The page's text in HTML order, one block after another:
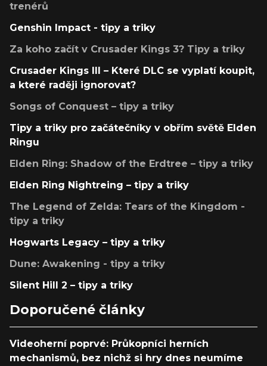
trenérů
Genshin Impact - tipy a triky
Za koho začít v Crusader Kings 3? Tipy a triky
Crusader Kings III – Které DLC se vyplatí koupit,
a které raději ignorovat?
Songs of Conquest – tipy a triky
Tipy a triky pro začátečníky v obřím světě Elden
Ringu
Elden Ring: Shadow of the Erdtree – tipy a triky
Elden Ring Nightreing – tipy a triky
The Legend of Zelda: Tears of the Kingdom -
tipy a triky
Hogwarts Legacy – tipy a triky
Dune: Awakening - tipy a triky
Silent Hill 2 – tipy a triky
Doporučené články
Videoherní poprvé: Průkopníci herních
mechanismů, bez nichž si hry dnes neumíme